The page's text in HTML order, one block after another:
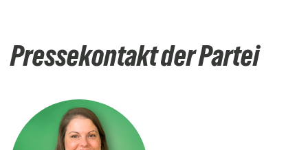
Pressekontakt der Partei